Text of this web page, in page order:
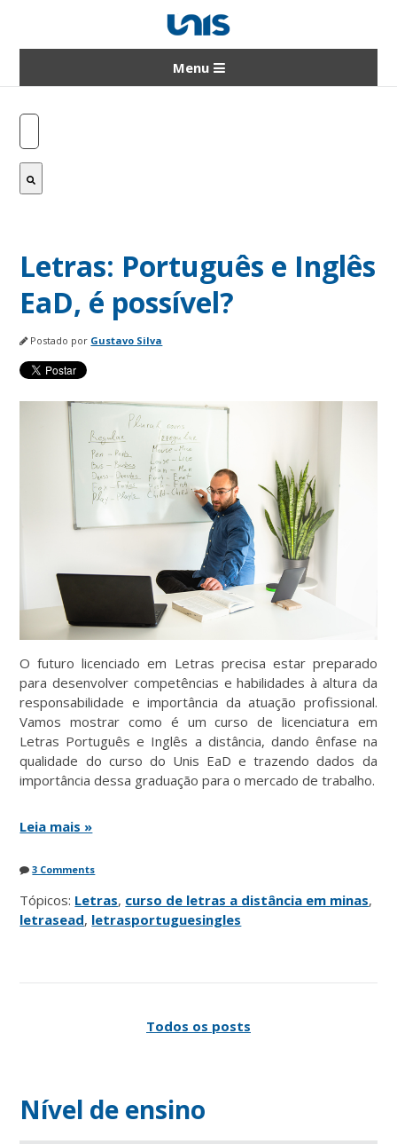
Menu
Letras: Português e Inglês
EaD, é possível?
Postado por Gustavo Silva
O futuro licenciado em Letras precisa estar preparado
para desenvolver competências e habilidades à altura da
responsabilidade e importância da atuação profissional.
Vamos mostrar como é um curso de licenciatura em
Letras Português e Inglês a distância, dando ênfase na
qualidade do curso do Unis EaD e trazendo dados da
importância dessa graduação para o mercado de trabalho.
Leia mais »
3 Comments
Tópicos: Letras, curso de letras a distância em minas,
letrasead, letrasportuguesingles
Todos os posts
Nível de ensino